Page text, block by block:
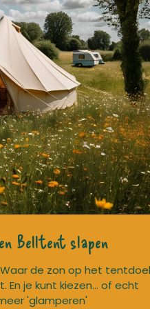
Belltent slapen
de zon op het
je kunt kiezen... of echt
'glamperen'